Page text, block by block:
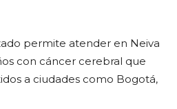
permite atender en Neiva
con cáncer cerebral que
a ciudades como Bogotá,